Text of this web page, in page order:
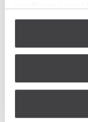
sú uvedené vrátane
predpisov.
Aprílový Crazy